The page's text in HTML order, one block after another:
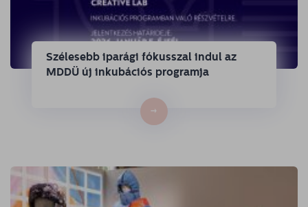
Szélesebb iparági fókusszal indul az
MDDÜ új inkubációs programja
→